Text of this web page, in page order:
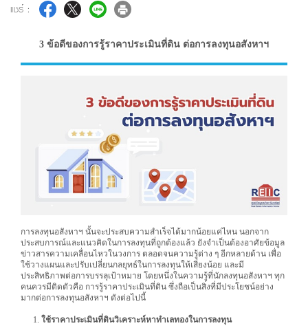
แชร์ :
3 ข้อดีของการรู้ราคาประเมินที่ดิน ต่อการลงทุนอสังหาฯ
การลงทุนอสังหาฯ นั้นจะประสบความสำเร็จได้มากน้อยแค่ไหน นอกจาก
ประสบการณ์และแนวคิดในการลงทุนที่ถูกต้องแล้ว ยังจำเป็นต้องอาศัยข้อมูล
ข่าวสารความเคลื่อนไหวในวงการ ตลอดจนความรู้ต่าง ๆ อีกหลายด้าน เพื่อ
ใช้วางแผนและปรับเปลี่ยนกลยุทธ์ในการลงทุนให้เสี่ยงน้อย และมี
ประสิทธิภาพต่อการบรรลุเป้าหมาย โดยหนึ่งในความรู้ที่นักลงทุนอสังหาฯ ทุก
คนควรมีติดตัวคือ การรู้ราคาประเมินที่ดิน ซึ่งถือเป็นสิ่งที่มีประโยชน์อย่าง
มากต่อการลงทุนอสังหาฯ ดังต่อไปนี้
ใช้ราคาประเมินที่ดินวิเคราะห์หาทำเลทองในการลงทุน